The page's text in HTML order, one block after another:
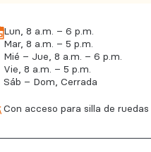
Lun, 8 a.m. – 6 p.m.
Mar, 8 a.m. – 5 p.m.
Mié – Jue, 8 a.m. – 6 p.m.
Vie, 8 a.m. – 5 p.m.
Sáb – Dom, Cerrada
Con acceso para silla de ruedas